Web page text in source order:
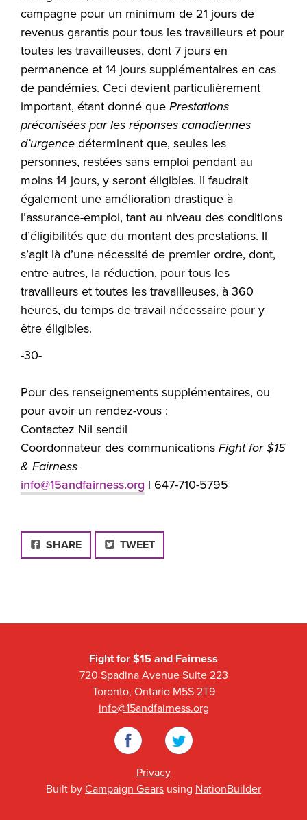
campagne pour un minimum de 21 jours de
revenus garantis pour tous les travailleurs et pour
toutes les travailleuses, dont 7 jours en
permanence et 14 jours supplémentaires en cas
de pandémies. Ceci devient particulièrement
important, étant donné que Prestations
préconisées par les réponses canadiennes
d’urgence déterminent que, seules les
personnes, restées sans emploi pendant au
moins 14 jours, y seront éligibles. Il faudrait
également une amélioration drastique à
l’assurance-emploi, tant au niveau des conditions
d’éligibilités que du montant des prestations. Il
s’agit là d’une nécessité de premier ordre, dont,
entre autres, la réduction, pour tous les
travailleurs et toutes les travailleuses, à 360
heures, du temps de travail nécessaire pour y
être éligibles.
-30-
Pour des renseignements supplémentaires, ou
pour avoir un rendez-vous :
Contactez Nil sendil
Coordonnateur des communications Fight for $15
& Fairness
info@15andfairness.org l 647-710-5795
FACEBOOK
SHARE TWEET
Fight for $15 and Fairness
720 Spadina Avenue Suite 223
Toronto, Ontario M5S 2T9
info@15andfairness.org
Facebook
Twitter
Privacy
Built by Campaign Gears using NationBuilder